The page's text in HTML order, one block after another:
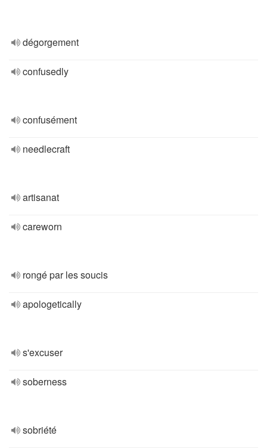
dégorgement
confusedly
confusément
needlecraft
artisanat
careworn
rongé par les soucis
apologetically
s'excuser
soberness
sobriété